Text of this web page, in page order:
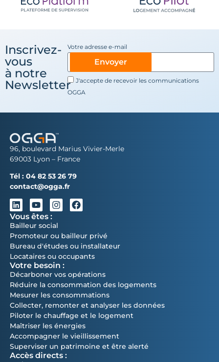
Inscrivez-
vous
à notre
Newsletter
Votre adresse e-mail
J'accepte de recevoir les communications
OGGA
Envoyer
96, boulevard Marius Vivier-Merle
69003 Lyon – France
Tél : 04 82 53 26 79
contact@ogga.fr
Vous êtes :
Bailleur social
Promoteur ou bailleur privé
Bureau d'études ou installateur
Locataires ou occupants
Votre besoin :
Décarboner vos opérations
Réduire la consommation des logements
Mesurer les consommations
Collecter, remonter et analyser les données
Piloter le chauffage et le logement
Maîtriser les énergies
Accompagner le vieillissement
Superviser un patrimoine et être alerté
Accès directs :